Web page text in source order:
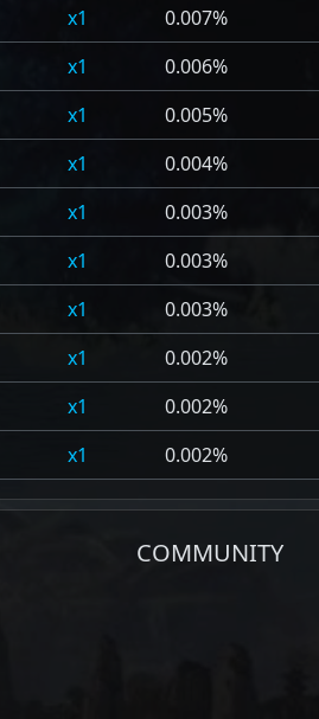
1
0.007%
1
0.006%
1
0.005%
1
0.004%
1
0.003%
1
0.003%
1
0.003%
1
0.002%
1
0.002%
1 0.002%
COMMUNITY